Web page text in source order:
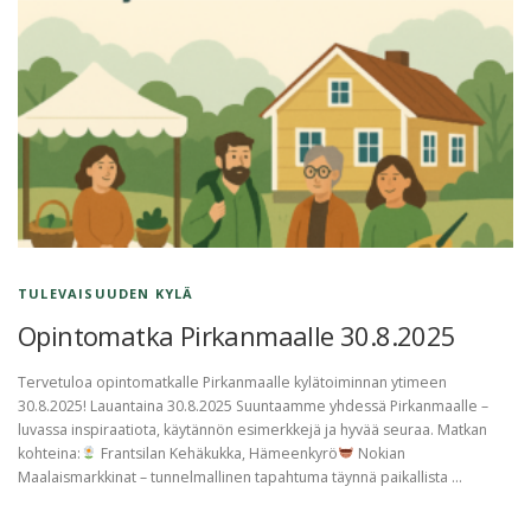
TULEVAISUUDEN KYLÄ
Opintomatka Pirkanmaalle 30.8.2025
Tervetuloa opintomatkalle Pirkanmaalle kylätoiminnan ytimeen
30.8.2025! Lauantaina 30.8.2025 Suuntaamme yhdessä Pirkanmaalle –
luvassa inspiraatiota, käytännön esimerkkejä ja hyvää seuraa. Matkan
kohteina:
Frantsilan Kehäkukka, Hämeenkyrö
Nokian
Maalaismarkkinat – tunnelmallinen tapahtuma täynnä paikallista …